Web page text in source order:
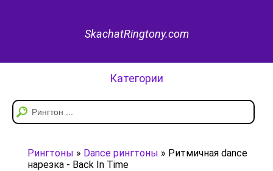
SkachatRingtony.com
Категории
Рингтоны » Dance рингтоны » Ритмичная dance
нарезка - Back In Time